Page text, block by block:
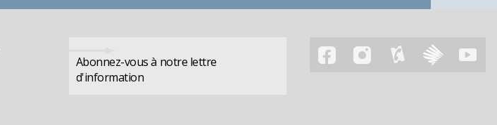
Abonnez-vous à notre lettre
d'information